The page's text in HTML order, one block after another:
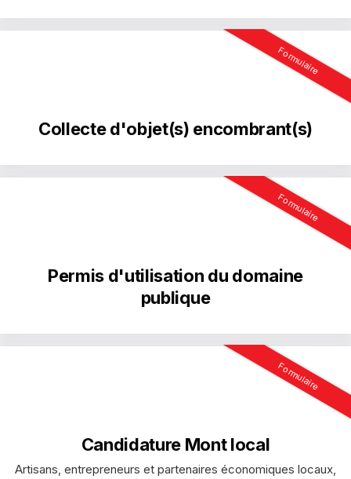
Formulaire
Collecte d'objet(s) encombrant(s)
Formulaire
Permis d'utilisation du domaine
publique
Formulaire
Candidature Mont local
Artisans, entrepreneurs et partenaires économiques locaux,